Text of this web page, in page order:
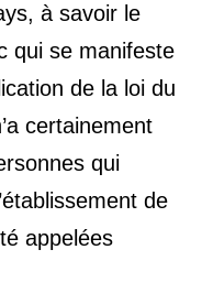
à savoir le
qui se manifeste
de la loi du
certainement
qui
de
appelées